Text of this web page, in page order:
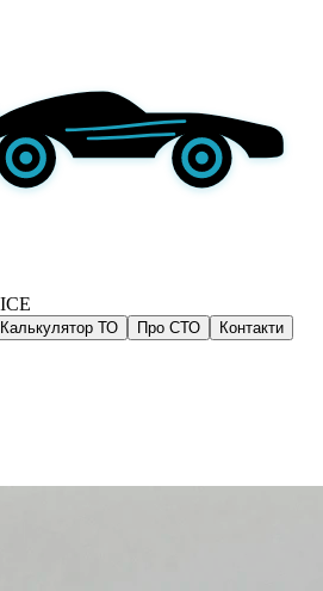
Калькулятор ТО Про СТО Контакти